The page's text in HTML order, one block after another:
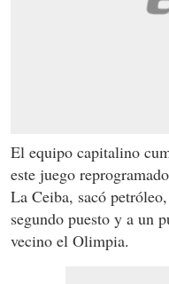
El equipo capitalino
este juego
La Ceiba, sacó
segundo puesto y a un
vecino el Olimpia.